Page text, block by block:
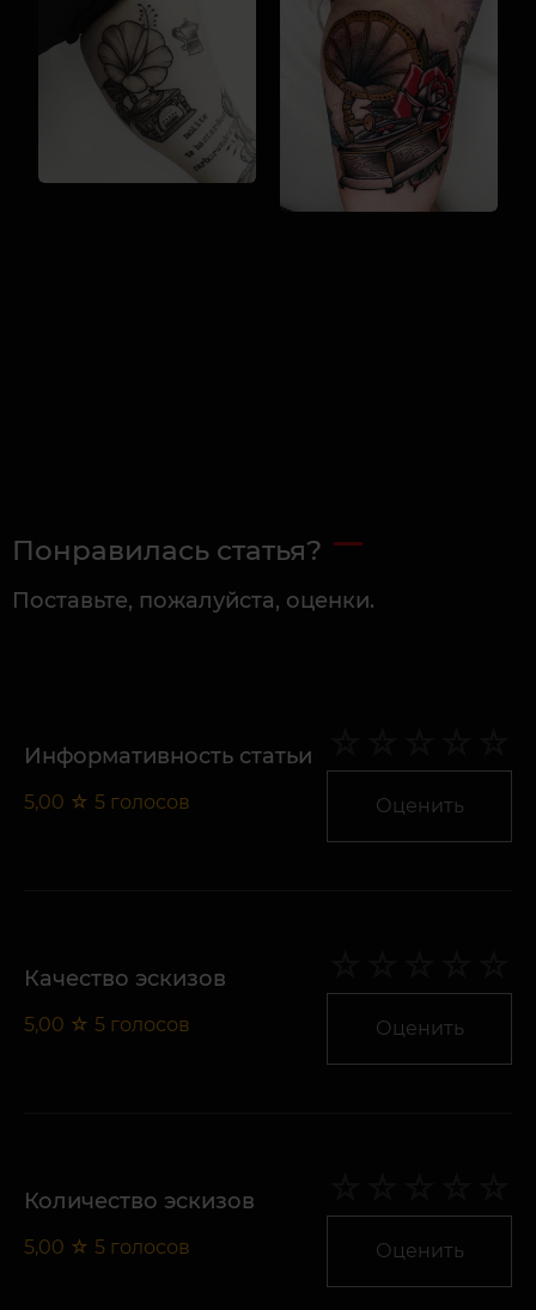
Понравилась статья?
Поставьте, пожалуйста, оценки.
Информативность статьи
5,00 ☆ 5 голосов Оценить
Качество эскизов
5,00 ☆ 5 голосов Оценить
Количество эскизов
5,00 ☆ 5 голосов Оценить